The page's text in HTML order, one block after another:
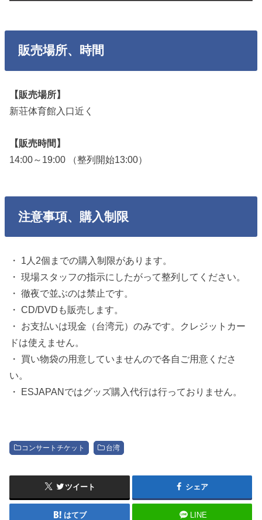
販売場所、時間
【販売場所】
新荘体育館入口近く
【販売時間】
14:00～19:00 （整列開始13:00）
注意事項、購入制限
・ 1人2個までの購入制限があります。
・ 現場スタッフの指示にしたがって整列してください。
・ 徹夜で並ぶのは禁止です。
・ CD/DVDも販売します。
・ お支払いは現金（台湾元）のみです。クレジットカー
ドは使えません。
・ 買い物袋の用意していませんので各自ご用意くださ
い。
・ ESJAPANではグッズ購入代行は行っておりません。
コンサートチケット 台湾
ツイート シェア
はてブ LINE